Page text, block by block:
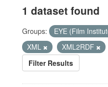
1 dataset found
Groups: EYE (Film
XML
XML2RDF
Filter Results